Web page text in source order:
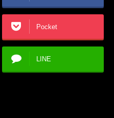
Pocket
LINE